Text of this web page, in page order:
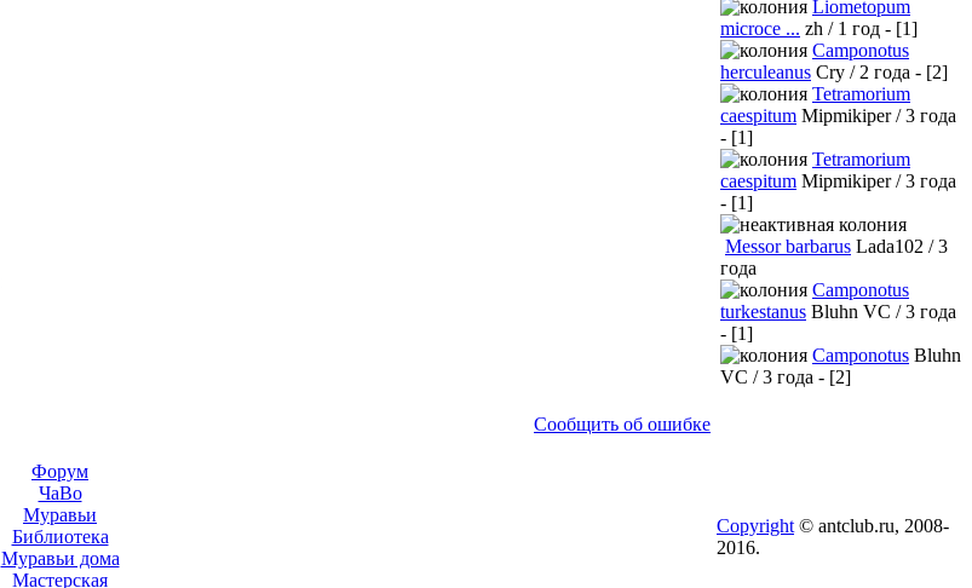
Сообщить об ошибке
Liometopum
microce ... zh / 1 год - [1]
Camponotus
herculeanus Cry / 2 года - [2]
Tetramorium
caespitum Mipmikiper / 3 года
- [1]
Tetramorium
caespitum Mipmikiper / 3 года
- [1]
Messor barbarus Lada102 / 3
года
Camponotus
turkestanus Bluhn VC / 3 года
- [1]
Camponotus Bluhn
VC / 3 года - [2]
Форум
ЧаВо
Муравьи
Библиотека
Муравьи дома
Мастерская
Copyright © antclub.ru, 2008-
2016.